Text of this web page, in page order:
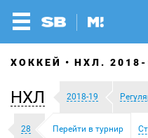
ХОККЕЙ НХЛ. 2018-
НХЛ 2018-19
28 Перейти в турнир